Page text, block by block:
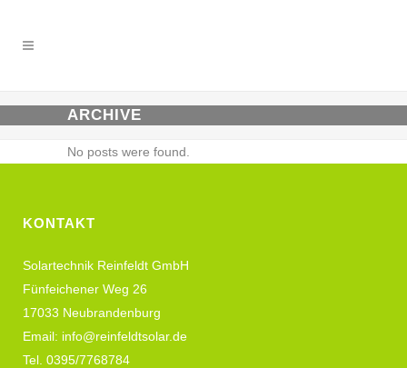
ARCHIVE
No posts were found.
KONTAKT
Solartechnik Reinfeldt GmbH
Fünfeichener Weg 26
17033 Neubrandenburg
Email: info@reinfeldtsolar.de
Tel. 0395/7768784